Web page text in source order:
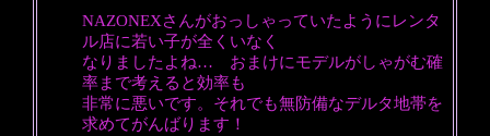
NAZONEXさんがおっしゃっていたようにレンタ
ル店に若い子が全くいなく
なりましたよね… おまけにモデルがしゃがむ確
率まで考えると効率も
非常に悪いです。それでも無防備なデルタ地帯を
求めてがんばります！